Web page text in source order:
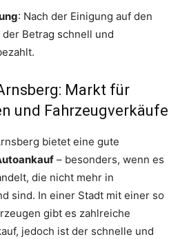
: Nach der Einigung auf den
Betrag schnell und
Markt für
und Fahrzeugverkäufe
bietet eine gute
– besonders, wenn es
die nicht mehr in
sind. In einer Stadt mit einer so
gibt es zahlreiche
jedoch ist der schnelle und